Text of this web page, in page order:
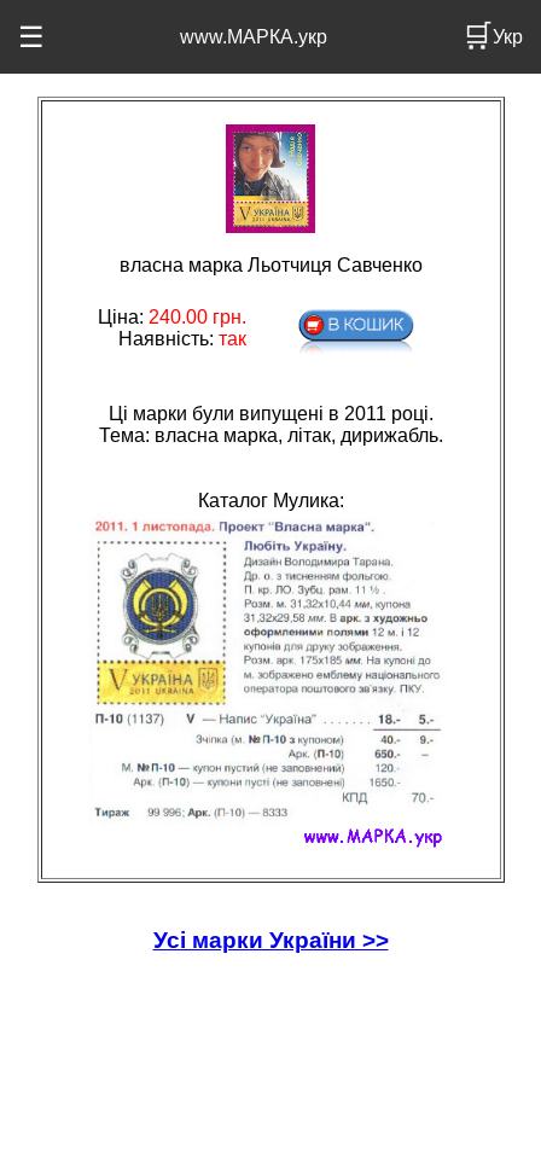
☰ www.МАРКА.укр 🛒Укр
власна марка Льотчиця Савченко
Ціна: 240.00грн.
Наявність: так
Ці марки були випущені в 2011 році.
Тема: власна марка, лiтак, дирижабль.
Каталог Мулика:
Усі марки України >>